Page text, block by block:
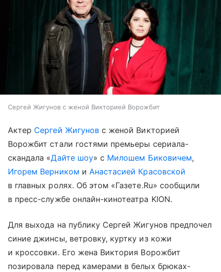
Сергей Жигунов с женой Викторией Ворожбит
Актер Сергей Жигуновс женой Викторией
Ворожбит стали гостями премьеры сериала-
скандала «Дайте шоу» с Милошем Биковичем,
Игорем Верником и Анастасией Красовской
в главных ролях. Об этом «Газете.Ru» сообщили
в пресс-службе онлайн-кинотеатра KION.
Для выхода на публику Сергей Жигунов предпочел
синие джинсы, ветровку, куртку из кожи
и кроссовки. Его жена Виктория Ворожбит
позировала перед камерами в белых брюках-